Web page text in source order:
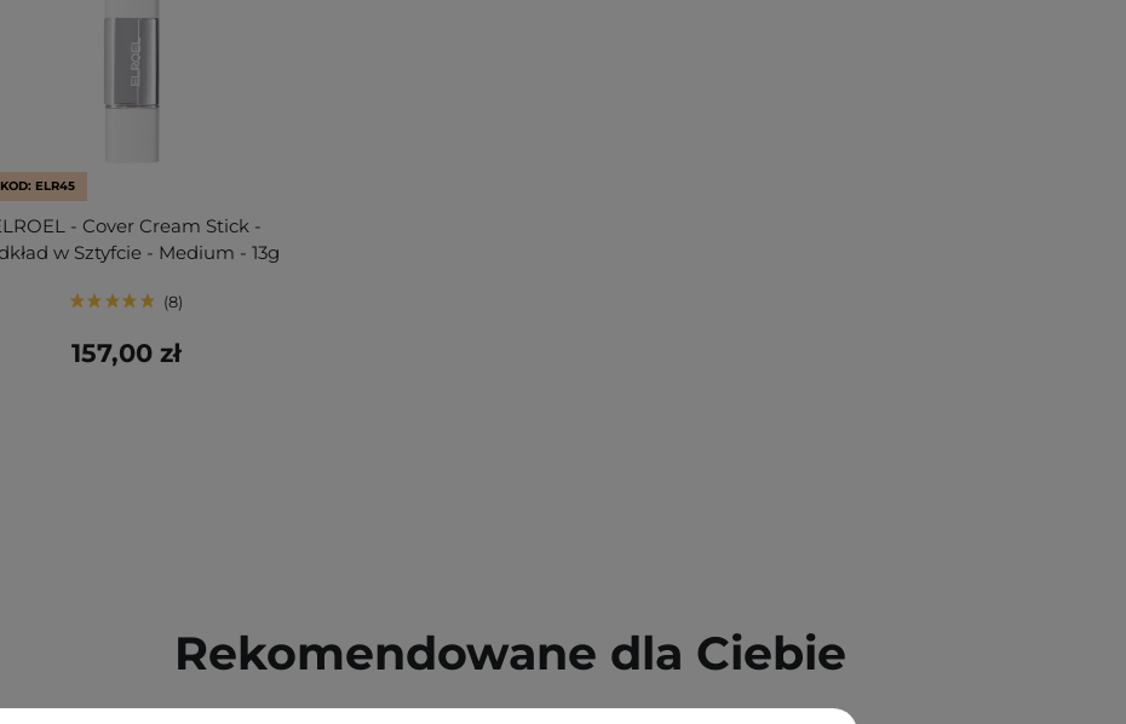
ELR45
- Cover Cream Stick -
w Sztyfcie - Medium - 13g
8
157,00 zł
Rekomendowane dla Ciebie